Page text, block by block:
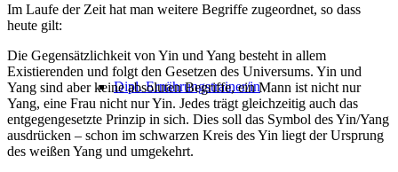
Dipl. Ernährungstrainer/in
Im Laufe der Zeit hat man weitere Begriffe zugeordnet, so dass
heute gilt:
Die Gegensätzlichkeit von Yin und Yang besteht in allem
Existierenden und folgt den Gesetzen des Universums. Yin und
Yang sind aber keine absoluten Begriffe, ein Mann ist nicht nur
Yang, eine Frau nicht nur Yin. Jedes trägt gleichzeitig auch das
entgegengesetzte Prinzip in sich. Dies soll das Symbol des Yin/Yang
ausdrücken – schon im schwarzen Kreis des Yin liegt der Ursprung
des weißen Yang und umgekehrt.